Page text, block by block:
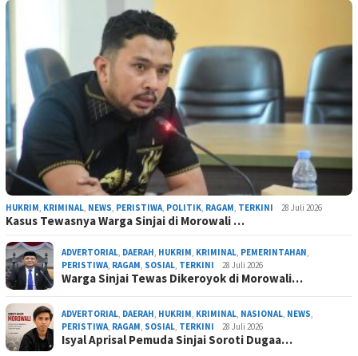
HUKRIM, KRIMINAL, NEWS, PERISTIWA, POLITIK, RAGAM, TERKINI 28 Juli 2026
Kasus Tewasnya Warga Sinjai di Morowali …
ADVERTORIAL, DAERAH, HUKRIM, KRIMINAL, PEMERINTAHAN,
PERISTIWA, RAGAM, SOSIAL, TERKINI 28 Juli 2026
Warga Sinjai Tewas Dikeroyok di Morowali…
ADVERTORIAL, DAERAH, HUKRIM, KRIMINAL, NASIONAL, NEWS,
PERISTIWA, RAGAM, SOSIAL, TERKINI 28 Juli 2026
Isyal Aprisal Pemuda Sinjai Soroti Dugaa…